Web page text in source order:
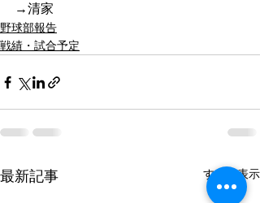
→清家
野球部報告
戦績・試合予定
最新記事 すべて表示